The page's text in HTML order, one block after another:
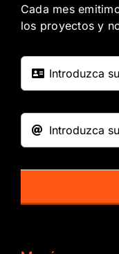
Cada mes
los proyectos y